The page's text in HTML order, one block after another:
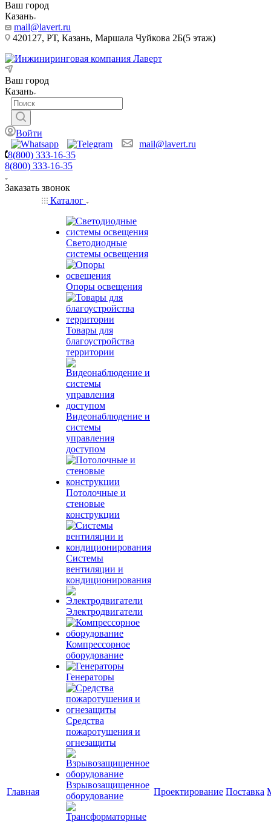
Ваш город
Казань
mail@lavert.ru
420127, РТ, Казань, Маршала Чуйкова 2Б(5 этаж)
Ваш город
Казань
Войти
mail@lavert.ru
8(800) 333-16-35
8(800) 333-16-35
Заказать звонок
Главная
Каталог
Светодиодные
системы освещения
Опоры освещения
Товары для
благоустройства
территории
Видеонаблюдение и
системы
управления
доступом
Потолочные и
стеновые
конструкции
Системы
вентиляции и
кондиционирования
Электродвигатели
Компрессорное
оборудование
Генераторы
Средства
пожаротушения и
огнезащиты
Взрывозащищенное
оборудование
Проектирование Поставка